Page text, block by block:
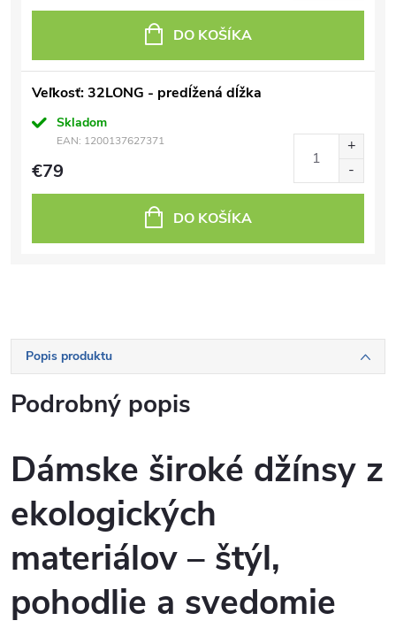
DO KOŠÍKA
Veľkosť: 32LONG - predĺžená dĺžka
Skladom
EAN: 1200137627371
€79
DO KOŠÍKA
Popis produktu
Podrobný popis
Dámske široké džínsy z
ekologických
materiálov – štýl,
pohodlie a svedomie